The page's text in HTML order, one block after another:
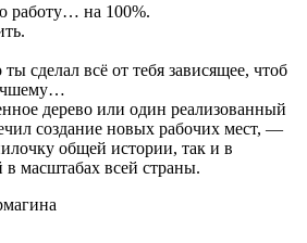
работу… на 100%.
ты сделал всё от тебя зависящее, чтоб
дерево или один реализованный
создание новых рабочих мест, —
общей истории, так и в
масштабах всей страны.